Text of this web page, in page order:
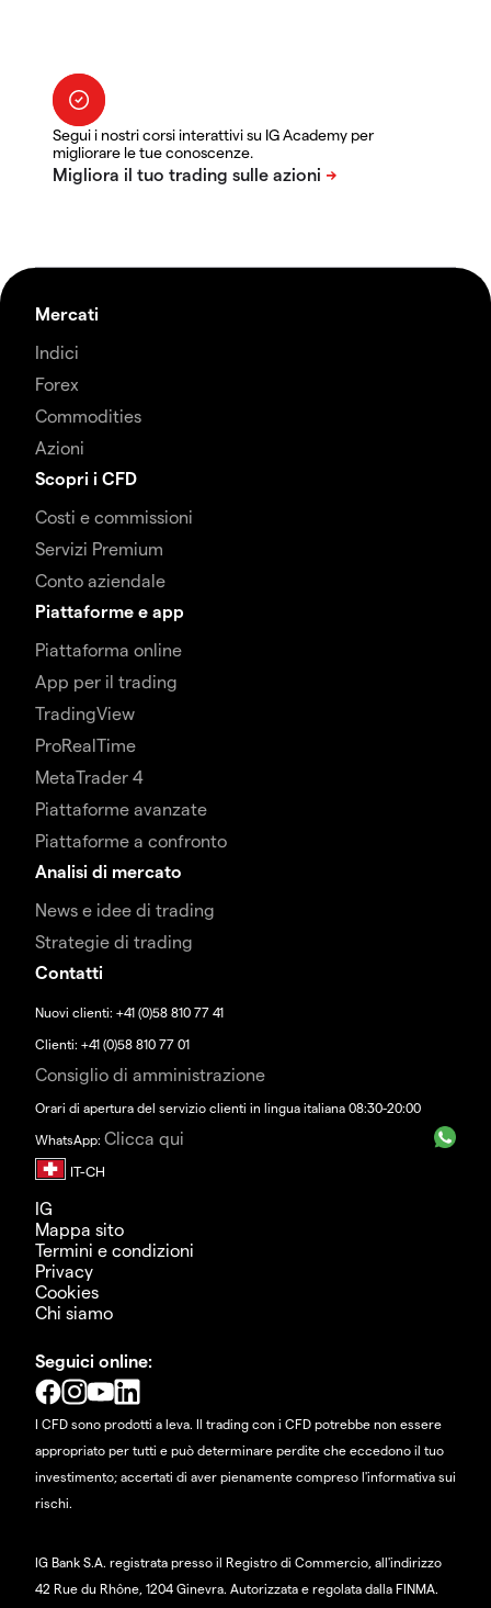
Segui i nostri corsi interattivi su IG Academy per
migliorare le tue conoscenze.
Mercati
Indici
Forex
Commodities
Azioni
Scopri i CFD
Costi e commissioni
Servizi Premium
Conto aziendale
Piattaforme e app
Piattaforma online
App per il trading
TradingView
ProRealTime
MetaTrader 4
Piattaforme avanzate
Piattaforme a confronto
Analisi di mercato
News e idee di trading
Strategie di trading
Contatti
Nuovi clienti: +41 (0)58 810 77 41
Clienti: +41 (0)58 810 77 01
Consiglio di amministrazione
Orari di apertura del servizio clienti in lingua italiana 08:30-20:00
WhatsApp: Clicca qui
IG
Mappa sito
Termini e condizioni
Privacy
Cookies
Chi siamo
Seguici online:
I CFD sono prodotti a leva. Il trading con i CFD potrebbe non essere
appropriato per tutti e può determinare perdite che eccedono il tuo
investimento; accertati di aver pienamente compreso l'informativa sui
rischi.
IG Bank S.A. registrata presso il Registro di Commercio, all'indirizzo
42 Rue du Rhône, 1204 Ginevra. Autorizzata e regolata dalla FINMA.